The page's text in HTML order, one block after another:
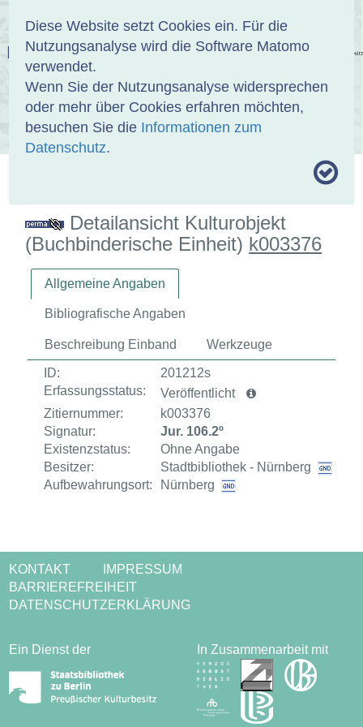
Diese Website setzt Cookies ein. Für die
Nutzungsanalyse wird die Software Matomo
verwendet.
Wenn Sie der Nutzungsanalyse widersprechen
oder mehr über Cookies erfahren möchten,
besuchen Sie die Informationen zum
Datenschutz.
EINBANDDATENBANK
ÜBER UNS SAMMLUNGEN SUCHE
Detailansicht Kulturobjekt
(Buchbinderische Einheit) k003376
Allgemeine Angaben
Bibliografische Angaben
Beschreibung Einband Werkzeuge
ID:
201212s
Erfassungsstatus:
Veröffentlicht
Zitiernummer:
k003376
Signatur:
Jur. 106.2º
Existenzstatus:
Ohne Angabe
Besitzer:
Stadtbibliothek - Nürnberg
Aufbewahrungsort:
Nürnberg
KONTAKT
IMPRESSUM
BARRIEREFREIHEIT
DATENSCHUTZERKLÄRUNG
Ein Dienst der In Zusammenarbeit mit